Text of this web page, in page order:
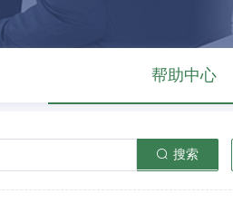
帮助中心
搜索